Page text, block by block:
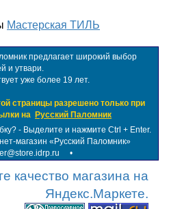
Мастерская ТИЛЬ
предлагает широкий выбор
и утвари.
уже более 19 лет.
страницы разрешено только при
на Русский Паломник
- Выделите и нажмите Ctrl + Enter.
магазин «Русский Паломник»
•